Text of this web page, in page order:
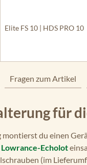
Elite FS 10 | HDS PRO 10
Fragen zum Artikel
für
du einen
Lowrance-Echolot
(im